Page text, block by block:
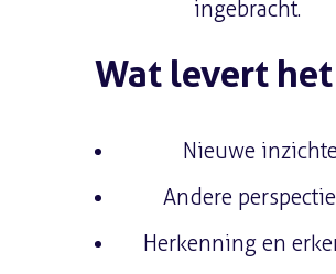
ingebracht.
Wat levert het
Nieuwe
Andere
Herkenning en